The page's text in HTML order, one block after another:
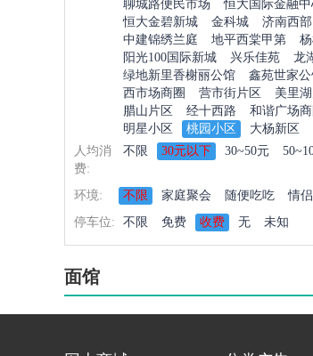
聊城路便民市场
恒大国际金融中
恒大金碧新城
金科城 济南西
中建锦绣兰庭
地平西棠甲第
阳光100国际新城
兴乐佳苑 龙
绿地新里香榭丽公馆
鑫苑世家
西市场商圈
营市街片区 美里
腊山片区
经十西路 和谐广场商
明星小区
桃园小区 大杨新区
人均消
费:
不限 30元以下 30~50元
环境: 不限 家庭聚会 随便吃吃 情
停车位:
不限 免费 收费 无 未知
面馆